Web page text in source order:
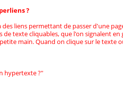
?
des liens permettant de passer d'une
de texte cliquables, que l'on signalent
main. Quand on clique sur le texte
hypertexte ?"